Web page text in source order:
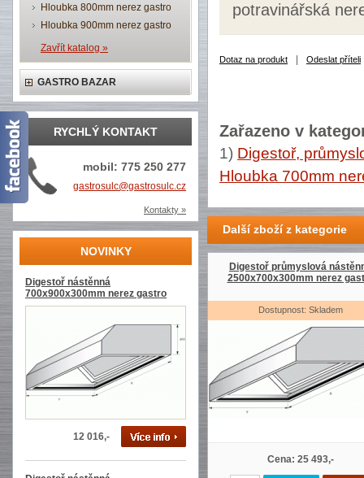
Hloubka 800mm nerez gastro
Hloubka 900mm nerez gastro
Zavřít katalog »
GASTRO BAZAR
RYCHLÝ KONTAKT
mobil: 775 250 277
gastrosulc@gastrosulc.cz
Kontakty »
NOVINKY
Digestoř nástěnná
700x900x300mm nerez gastro
12 016,-
potravinářská
Dotaz na produkt Odeslat příteli
Zařazeno v
1) Digestoř,
Hloubka 700mm
Další zboží z kategorie
Digestoř průmyslová
2500x700x300mm nerez
Dostupnost: Skladem
Cena: 25 493,-